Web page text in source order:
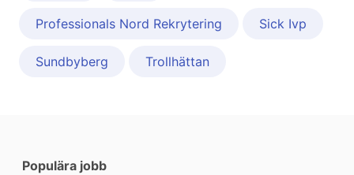
Professionals Nord Rekrytering Sick Ivp
Sundbyberg Trollhättan
Populära jobb